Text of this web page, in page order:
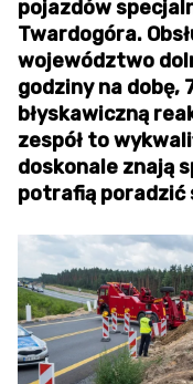
pojazdów
Twardogóra.
województwo
godziny na dobę,
błyskawiczną
zespół to
doskonale znają
potrafią poradzić